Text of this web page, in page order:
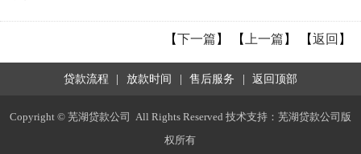
【下一篇 】 【 上一篇 】 【返回 】
贷款流程 | 放款时间 | 售后服务 | 返回顶部
Copyright © 芜湖贷款公司 All Rights Reserved 技术支持：芜湖贷款公司版
权所有